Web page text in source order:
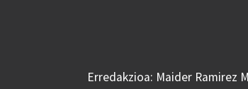
Erredakzioa: Maider Ramirez